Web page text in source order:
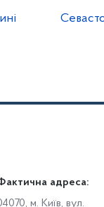
адреса:
м. Київ, вул.